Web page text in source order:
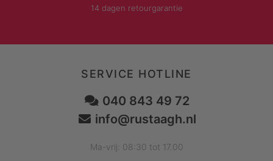
14 dagen retourgarantie
SERVICE HOTLINE
040 843 49 72
info@rustaagh.nl
Ma-vrij: 08:30 tot 17.00